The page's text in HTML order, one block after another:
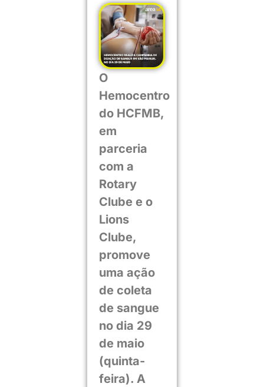
O
Hemocentro
do HCFMB,
em
parceria
com a
Rotary
Clube e o
Lions
Clube,
promove
uma ação
de coleta
de sangue
no dia 29
de maio
(quinta-
feira). A